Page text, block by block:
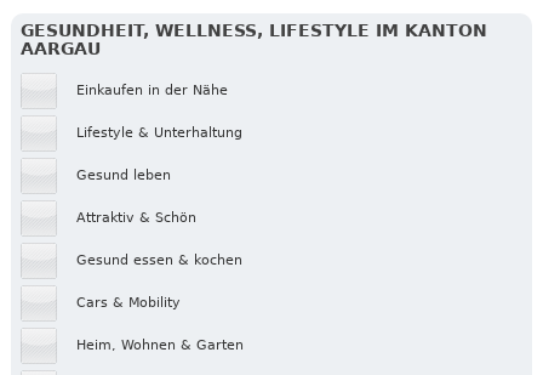
GESUNDHEIT, WELLNESS, LIFESTYLE IM KANTON
AARGAU
Einkaufen in der Nähe
Lifestyle & Unterhaltung
Gesund leben
Attraktiv & Schön
Gesund essen & kochen
Cars & Mobility
Heim, Wohnen & Garten